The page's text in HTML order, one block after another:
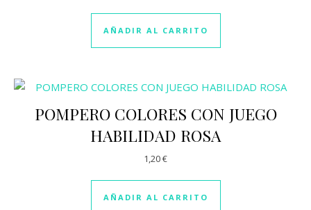
AÑADIR AL CARRITO
POMPERO COLORES CON JUEGO
HABILIDAD ROSA
1,20€
AÑADIR AL CARRITO